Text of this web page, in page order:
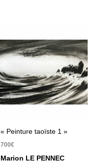
« Peinture taoïste 1 »
700€
Marion LE PENNEC